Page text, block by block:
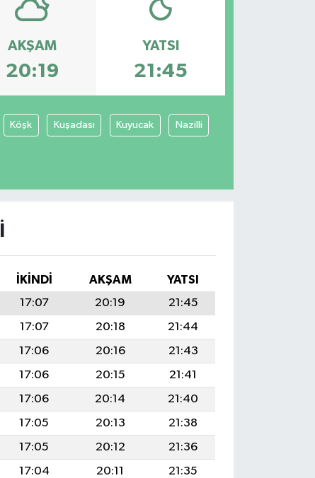
AKŞAM
20:19
YATSI
21:45
Köşk Kuşadası Kuyucak Nazilli
İKINDI AKŞAM
YATSI
17:07 20:19
21:45
17:07 20:18
21:44
17:06 20:16
21:43
17:06 20:15
21:41
17:06 20:14
21:40
17:05 20:13
21:38
17:05 20:12
21:36
17:04 20:11
21:35